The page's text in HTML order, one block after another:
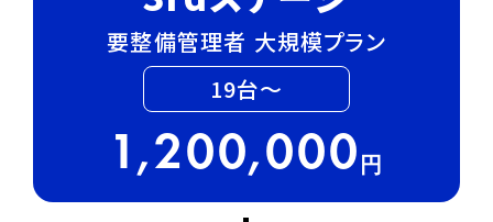
要整備管理者 大規模プラン
19台～
1,200,000 円